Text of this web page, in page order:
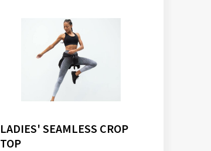
LADIES' SEAMLESS CROP
TOP